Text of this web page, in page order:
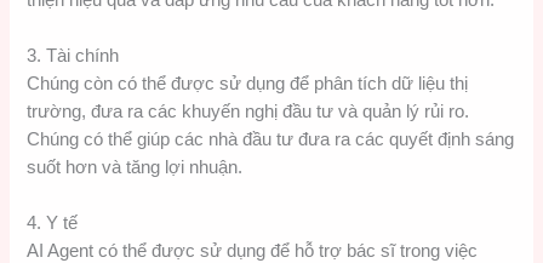
3. Tài chính
Chúng còn có thể được sử dụng để phân tích dữ liệu thị
trường, đưa ra các khuyến nghị đầu tư và quản lý rủi ro.
Chúng có thể giúp các nhà đầu tư đưa ra các quyết định sáng
suốt hơn và tăng lợi nhuận.
4. Y tế
AI Agent có thể được sử dụng để hỗ trợ bác sĩ trong việc